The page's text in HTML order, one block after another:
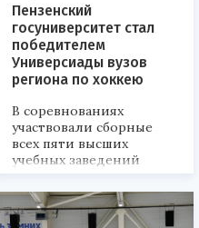
Пензенский
госуниверситет стал
победителем
Универсиады вузов
региона по хоккею
В соревнованиях
участвовали сборные
всех пяти высших
учебных заведений
Сурского края.